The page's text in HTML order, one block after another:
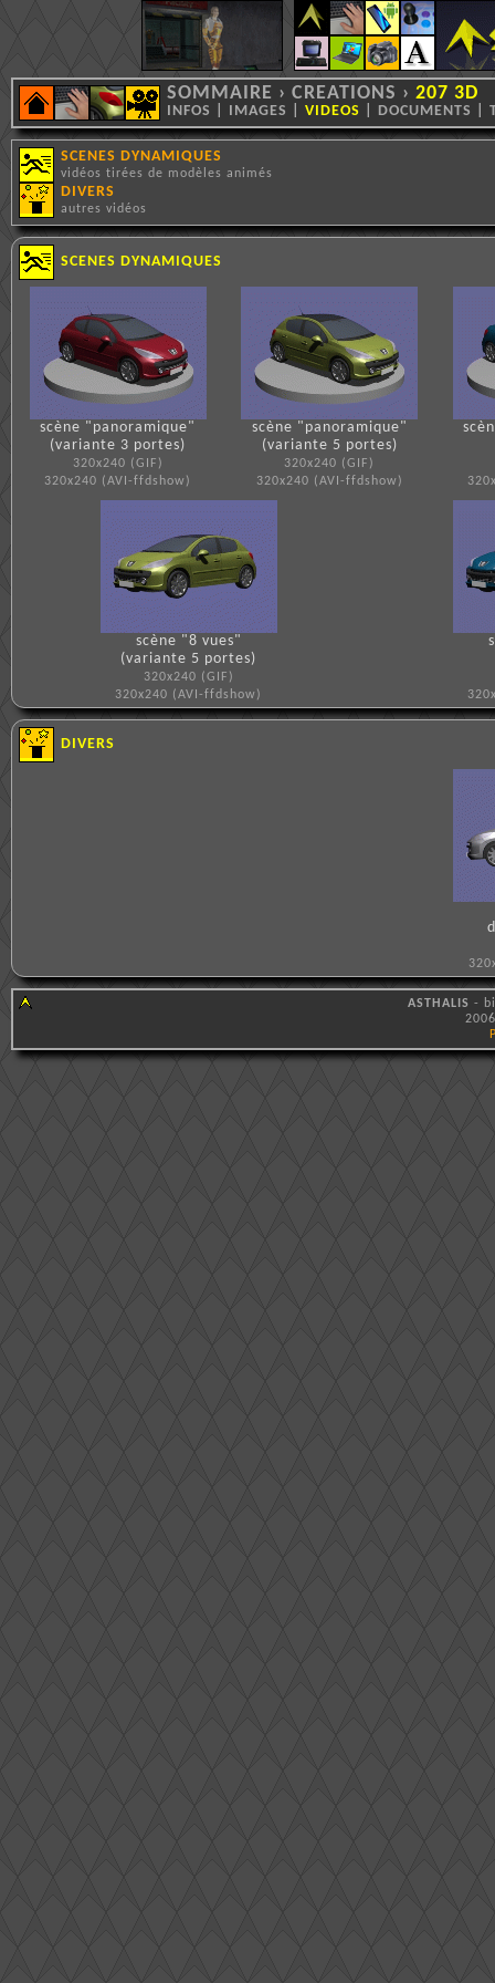
SOMMAIRE › CREATIONS › 207 3D
INFOS IMAGES VIDEOS DOCUMENTS
SCENES DYNAMIQUES
vidéos tirées de modèles animés
DIVERS
autres vidéos
SCENES DYNAMIQUES
scène "panoramique"
(variante 3 portes)
320x240 (GIF)
320x240 (AVI-ffdshow)
scène "panoramique"
(variante 5 portes)
320x240 (GIF)
320x240 (AVI-ffdshow)
scène "8 vues"
(variante 5 portes)
320x240 (GIF)
320x240 (AVI-ffdshow)
DIVERS
ASTHALIS -